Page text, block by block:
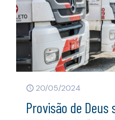
20/05/2024
Provisão de